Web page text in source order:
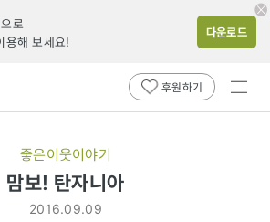
으로
용해 보세요!
다운로드
후원하기
전체
좋은이웃이야기
맘보! 탄자니아
2016.09.09